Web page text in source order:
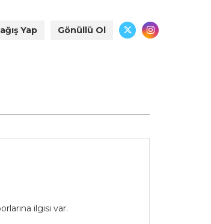
Yap Gönüllü Ol
ilgisi var.